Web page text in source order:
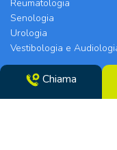
Reumatologia
Senologia
Urologia
Vestibologia e
Poliambulatorio
Legale e
Chiama